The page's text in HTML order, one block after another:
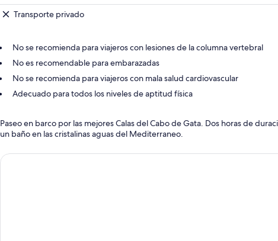
Transporte privado
No se recomienda para viajeros con lesiones de la columna vertebral
No es recomendable para embarazadas
No se recomienda para viajeros con mala salud cardiovascular
Adecuado para todos los niveles de aptitud física
Paseo en barco por las mejores Calas del Cabo de Gata. Dos horas de
un baño en las cristalinas aguas del Mediterraneo.